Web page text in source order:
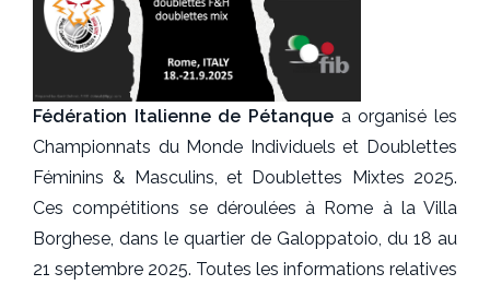
Fédération Italienne de Pétanque a organisé les
Championnats du Monde Individuels et Doublettes
Féminins & Masculins, et Doublettes Mixtes 2025.
Ces compétitions se déroulées à Rome à la Villa
Borghese, dans le quartier de Galoppatoio, du 18 au
21 septembre 2025. Toutes les informations relatives